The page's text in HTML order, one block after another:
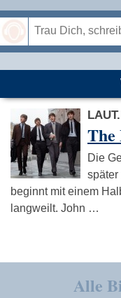
The
Die
später
beginnt mit einem
langweilt. John …
Alle